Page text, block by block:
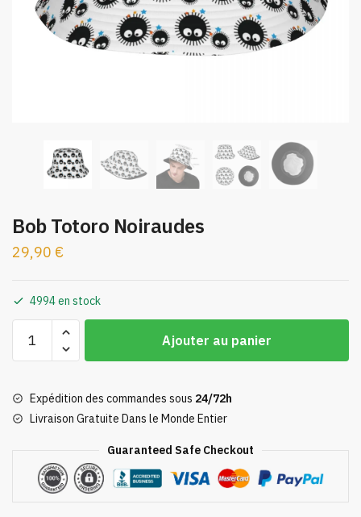
Bob Totoro Noiraudes
29,90 €
4994 en stock
Noiraudes
Ajouter au panier
Expédition des commandes sous 24/72h
Livraison Gratuite Dans le Monde Entier
Guaranteed Safe Checkout